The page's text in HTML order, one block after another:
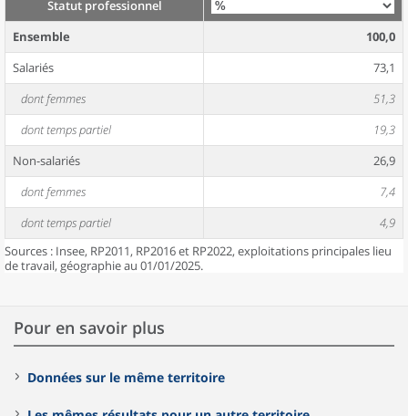
Statut professionnel
Ensemble
100,0
Salariés
73,1
dont femmes
51,3
dont temps partiel
19,3
Non-salariés
26,9
dont femmes
7,4
dont temps partiel
4,9
Sources : Insee, RP2011, RP2016 et RP2022, exploitations principales lieu
de travail, géographie au 01/01/2025.
Pour en savoir plus
Données sur le même territoire